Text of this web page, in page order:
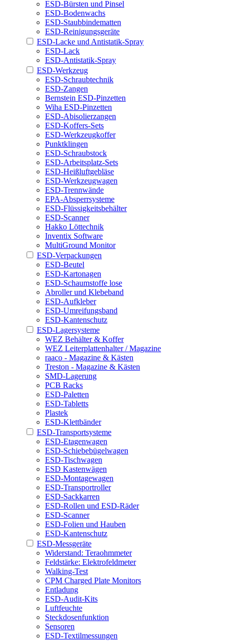
ESD-Bürsten und Pinsel
ESD-Bodenwachs
ESD-Staubbindematten
ESD-Reinigungsgeräte
ESD-Lacke und Antistatik-Spray
ESD-Lack
ESD-Antistatik-Spray
ESD-Werkzeug
ESD-Schraubtechnik
ESD-Zangen
Bernstein ESD-Pinzetten
Wiha ESD-Pinzetten
ESD-Abisolierzangen
ESD-Koffers-Sets
ESD-Werkzeugkoffer
Punktklingen
ESD-Schraubstock
ESD-Arbeitsplatz-Sets
ESD-Heißluftgebläse
ESD-Werkzeugwagen
ESD-Trennwände
EPA-Absperrsysteme
ESD-Flüssigkeitsbehälter
ESD-Scanner
Hakko Löttechnik
Inventix Software
MultiGround Monitor
ESD-Verpackungen
ESD-Beutel
ESD-Kartonagen
ESD-Schaumstoffe lose
Abroller und Klebeband
ESD-Aufkleber
ESD-Umreifungsband
ESD-Kantenschutz
ESD-Lagersysteme
WEZ Behälter & Koffer
WEZ Leiterplattenhalter / Magazine
raaco - Magazine & Kästen
Treston - Magazine & Kästen
SMD-Lagerung
PCB Racks
ESD-Paletten
ESD-Tabletts
Plastek
ESD-Klettbänder
ESD-Transportsysteme
ESD-Etagenwagen
ESD-Schiebebügelwagen
ESD-Tischwagen
ESD Kastenwägen
ESD-Montagewagen
ESD-Transportroller
ESD-Sackkarren
ESD-Rollen und ESD-Räder
ESD-Scanner
ESD-Folien und Hauben
ESD-Kantenschutz
ESD-Messgeräte
Widerstand: Teraohmmeter
Feldstärke: Elektrofeldmeter
Walking-Test
CPM Charged Plate Monitors
Entladung
ESD-Audit-Kits
Luftfeuchte
Steckdosenfunktion
Sensoren
ESD-Textilmessungen